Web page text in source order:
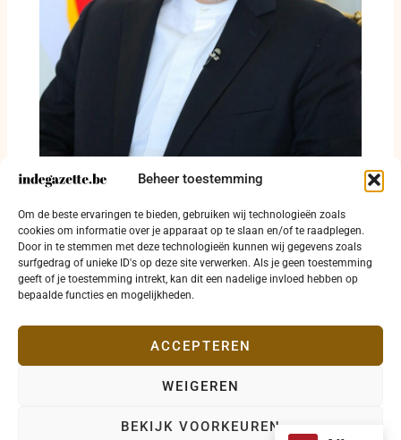
Beheer toestemming
Om de beste ervaringen te bieden, gebruiken wij technologieën zoals
cookies om informatie over je apparaat op te slaan en/of te raadplegen.
Door in te stemmen met deze technologieën kunnen wij gegevens zoals
surfgedrag of unieke ID's op deze site verwerken. Als je geen toestemming
geeft of je toestemming intrekt, kan dit een nadelige invloed hebben op
bepaalde functies en mogelijkheden.
ACCEPTEREN
WEIGEREN
BEKIJK VOORKEUREN
Mohammad Javad Zarif waarschuwt voor
langdurige sluiting van Straat van Hormuz
4 augustus 2026
Copyright © 2026 indegazette.be |Privacy